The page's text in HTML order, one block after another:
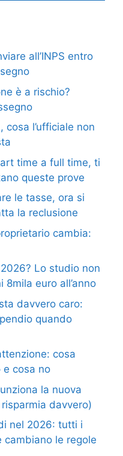
all’INPS entro
è a rischio?
cosa l’ufficiale non
time a full time, ti
queste prove
le tasse, ora si
la reclusione
cambia:
Lo studio non
euro all’anno
davvero caro:
quando
cosa
e cosa no
la nuova
davvero)
nel 2026: tutti i
le regole